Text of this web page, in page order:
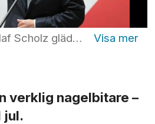
bli helt enkelt att bilda regering. Foto: Lisa Leutner/AP/TT
verklig nagelbitare –
jul.